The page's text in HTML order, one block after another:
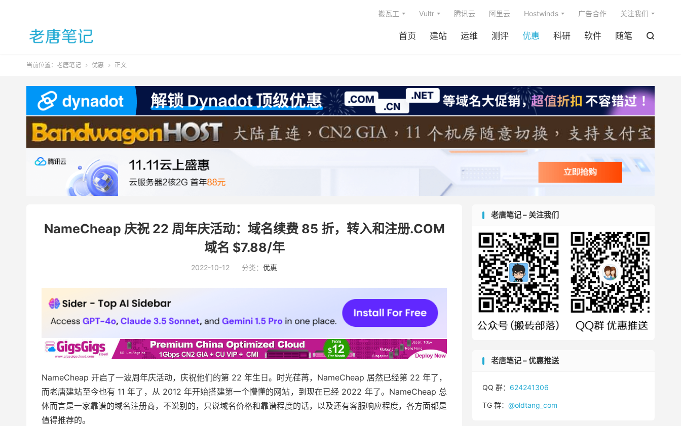
首页 建站 运维 测评 优惠 科研 软件 随笔 
搬瓦工 Vultr 腾讯云 阿里云 Hostwinds 广告合作 关注我们
当前位置： 老唐笔记  优惠  正文
NameCheap 庆祝 22 周年庆活动：域名续费 85 折，转入和注册.COM
域名 $7.88/年
2022-10-12 分类： 优惠
NameCheap 开启了一波周年庆活动，庆祝他们的第 22 年生日。时光荏苒，NameCheap 居然已经第 22 年了，
而老唐建站至今也有 11 年了，从 2012 年开始搭建第一个懵懂的网站，到现在已经 2022 年了。NameCheap 总
体而言是一家靠谱的域名注册商，不说别的，只说域名价格和靠谱程度的话，以及还有客服响应程度，各方面都是
值得推荐的。
老唐笔记 – 关注我们
老唐笔记 – 优惠推送
QQ 群： 624241306
TG 群： @oldtang_com